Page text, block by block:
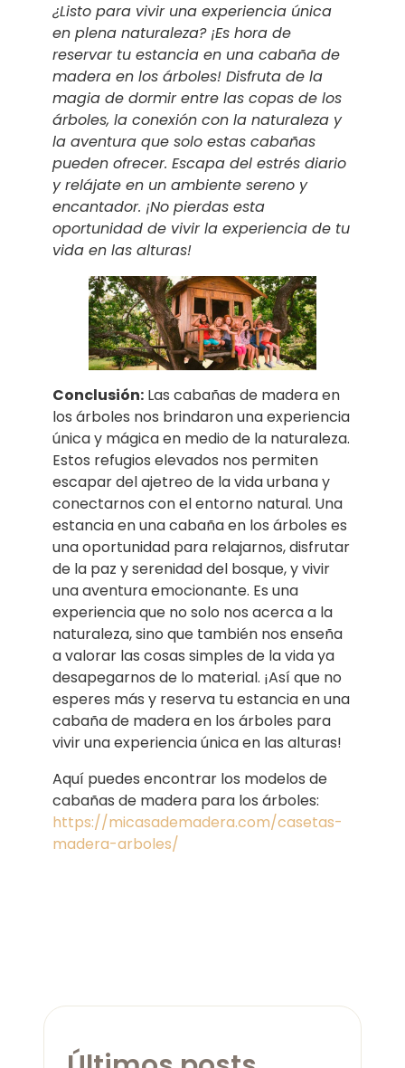
¿Listo para vivir una experiencia única
en plena naturaleza? ¡Es hora de
reservar tu estancia en una cabaña de
madera en los árboles! Disfruta de la
magia de dormir entre las copas de los
árboles, la conexión con la naturaleza y
la aventura que solo estas cabañas
pueden ofrecer. Escapa del estrés diario
y relájate en un ambiente sereno y
encantador. ¡No pierdas esta
oportunidad de vivir la experiencia de tu
vida en las alturas!
Conclusión: Las cabañas de madera en
los árboles nos brindaron una experiencia
única y mágica en medio de la naturaleza.
Estos refugios elevados nos permiten
escapar del ajetreo de la vida urbana y
conectarnos con el entorno natural. Una
estancia en una cabaña en los árboles es
una oportunidad para relajarnos, disfrutar
de la paz y serenidad del bosque, y vivir
una aventura emocionante. Es una
experiencia que no solo nos acerca a la
naturaleza, sino que también nos enseña
a valorar las cosas simples de la vida ya
desapegarnos de lo material. ¡Así que no
esperes más y reserva tu estancia en una
cabaña de madera en los árboles para
vivir una experiencia única en las alturas!
Aquí puedes encontrar los modelos de
cabañas de madera para los árboles:
https://micasademadera.com/casetas-
madera-arboles/